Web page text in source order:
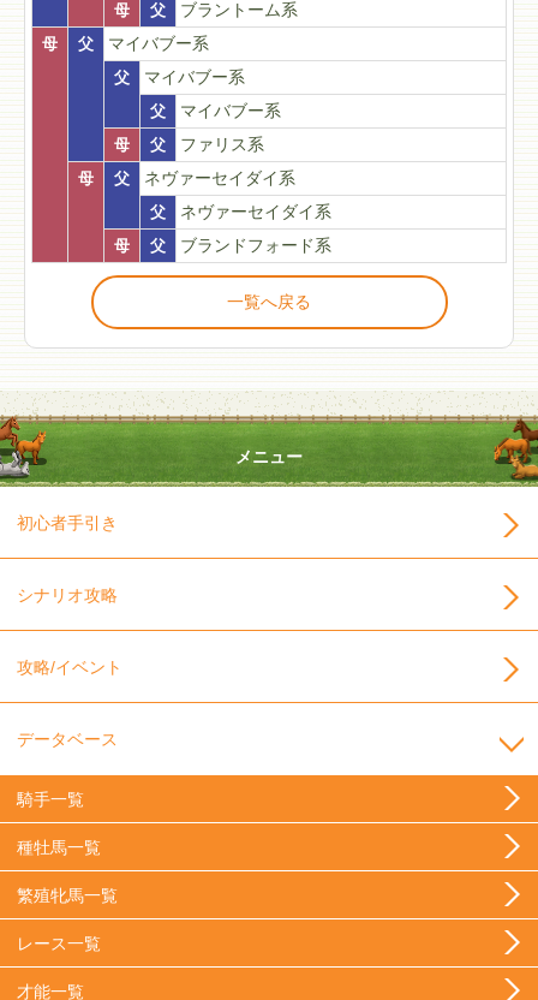
母
父
ブラントーム系
母
父
マイバブー系
父
マイバブー系
父
マイバブー系
母
父
ファリス系
母
父
ネヴァーセイダイ系
父
ネヴァーセイダイ系
母
父 ブランドフォード系
一覧へ戻る
メニュー
初心者手引き
シナリオ攻略
攻略/イベント
データベース
騎手一覧
種牡馬一覧
繁殖牝馬一覧
レース一覧
才能一覧